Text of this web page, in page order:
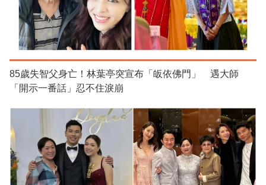
85歲失智父身亡！林葉亭突宣布「皈依佛門」 遇大師
「開示一番話」忍不住淚崩